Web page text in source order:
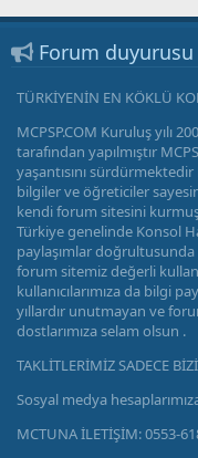
Forum duyurusu
TÜRKİYENİN EN KÖKLÜ
MCPSP.COM Kuruluş yılı
tarafından yapılmıştır
yaşantısını
bilgiler ve öğreticiler
kendi forum sitesini
Türkiye genelinde Konsol
paylaşımlar
forum sitemiz değerli
kullanıcılarımıza da bilgi
yıllardır unutmayan ve
dostlarımıza selam olsun .
TAKLİTLERİMİZ SADECE
Sosyal medya
MCTUNA İLETİŞİM: 0553-